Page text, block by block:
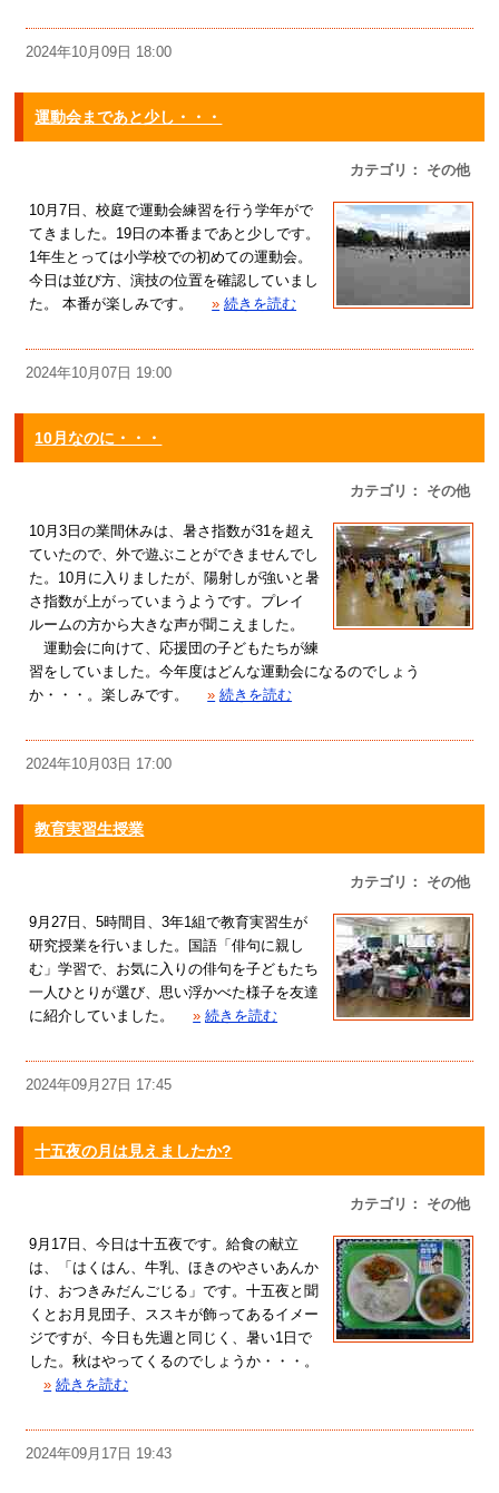
2024年10月09日 18:00
運動会まであと少し・・・
カテゴリ： その他
10月7日、校庭で運動会練習を行う学年がで
てきました。19日の本番まであと少しです。
1年生とっては小学校での初めての運動会。
今日は並び方、演技の位置を確認していまし
た。 本番が楽しみです。
» 続きを読む
2024年10月07日 19:00
10月なのに・・・
カテゴリ： その他
10月3日の業間休みは、暑さ指数が31を超え
ていたので、外で遊ぶことができませんでし
た。10月に入りましたが、陽射しが強いと暑
さ指数が上がっていまうようです。プレイ
ルームの方から大きな声が聞こえました。
運動会に向けて、応援団の子どもたちが練
習をしていました。今年度はどんな運動会になるのでしょう
か・・・。楽しみです。
» 続きを読む
2024年10月03日 17:00
教育実習生授業
カテゴリ： その他
9月27日、5時間目、3年1組で教育実習生が
研究授業を行いました。国語「俳句に親し
む」学習で、お気に入りの俳句を子どもたち
一人ひとりが選び、思い浮かべた様子を友達
に紹介していました。
» 続きを読む
2024年09月27日 17:45
十五夜の月は見えましたか?
カテゴリ： その他
9月17日、今日は十五夜です。給食の献立
は、「はくはん、牛乳、ほきのやさいあんか
け、おつきみだんごじる」です。十五夜と聞
くとお月見団子、ススキが飾ってあるイメー
ジですが、今日も先週と同じく、暑い1日で
した。秋はやってくるのでしょうか・・・。
» 続きを読む
2024年09月17日 19:43